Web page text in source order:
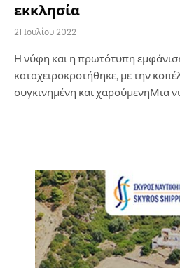
εκκλησία
21 Ιουλίου 2022
Η νύφη και η πρωτότυπη
καταχειροκροτήθηκε, με την
συγκινημένη και χαρούμενηΜια